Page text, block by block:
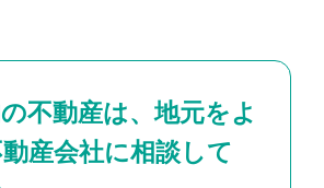
不動産は、地元をよ
産会社に相談して